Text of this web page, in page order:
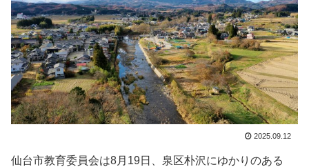
2025.09.12
仙台市教育委員会は8月19日、泉区朴沢にゆかりのある